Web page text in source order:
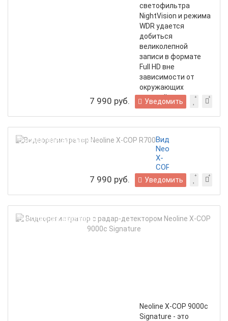
светофильтра
NightVision и режима
WDR удается
добиться
великолепной
записи в формате
Full HD вне
зависимости от
окружающих
условий
7 990 руб. Уведомить
Бесплатная доставка
Видеорегистратор
Neoline
X-
COP
R700
7 990 руб. Уведомить
Бесплатная доставка
Neoline X-COP 9000c
Signature - это